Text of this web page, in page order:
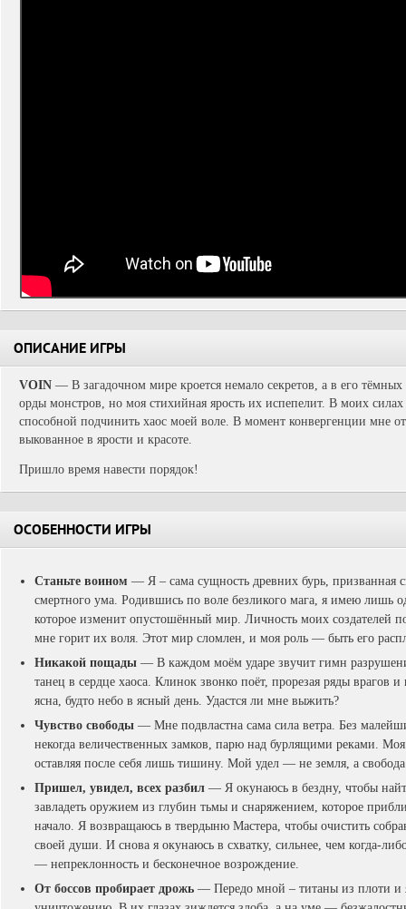
ОПИСАНИЕ ИГРЫ
VOIN — В загадочном мире кроется немало секретов, а в его
орды монстров, но моя стихийная ярость их испепелит. В моих
способной подчинить хаос моей воле. В момент конвергенции мне
выкованное в ярости и красоте.
Пришло время навести порядок!
ОСОБЕННОСТИ ИГРЫ
Станьте воином — Я – сама сущность древних бурь, призванная
смертного ума. Родившись по воле безликого мага, я имею лишь
которое изменит опустошённый мир. Личность моих создателей
мне горит их воля. Этот мир сломлен, и моя роль — быть его
Никакой пощады — В каждом моём ударе звучит гимн
танец в сердце хаоса. Клинок звонко поёт, прорезая ряды врагов
ясна, будто небо в ясный день. Удастся ли мне выжить?
Чувство свободы — Мне подвластна сама сила ветра. Без
некогда величественных замков, парю над бурлящими реками. Моя
оставляя после себя лишь тишину. Мой удел — не земля, а
Пришел, увидел, всех разбил — Я окунаюсь в бездну, чтобы
завладеть оружием из глубин тьмы и снаряжением, которое
начало. Я возвращаюсь в твердыню Мастера, чтобы очистить
своей души. И снова я окунаюсь в схватку, сильнее, чем когда-
— непреклонность и бесконечное возрождение.
От боссов пробирает дрожь — Передо мной – титаны из плоти и